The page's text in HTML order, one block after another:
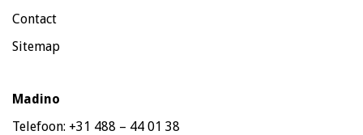
Contact
Sitemap
Madino
Telefoon: +31 488 – 44 01 38